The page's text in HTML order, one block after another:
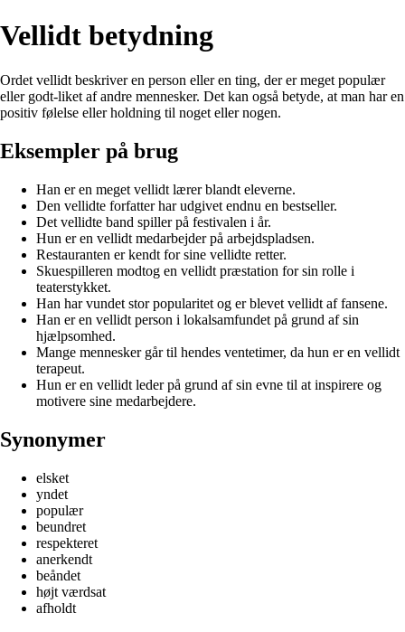
Vellidt betydning
Ordet vellidt beskriver en person eller en ting, der er meget populær
eller godt-liket af andre mennesker. Det kan også betyde, at man har en
positiv følelse eller holdning til noget eller nogen.
Eksempler på brug
Han er en meget vellidt lærer blandt eleverne.
Den vellidte forfatter har udgivet endnu en bestseller.
Det vellidte band spiller på festivalen i år.
Hun er en vellidt medarbejder på arbejdspladsen.
Restauranten er kendt for sine vellidte retter.
Skuespilleren modtog en vellidt præstation for sin rolle i
teaterstykket.
Han har vundet stor popularitet og er blevet vellidt af fansene.
Han er en vellidt person i lokalsamfundet på grund af sin
hjælpsomhed.
Mange mennesker går til hendes ventetimer, da hun er en vellidt
terapeut.
Hun er en vellidt leder på grund af sin evne til at inspirere og
motivere sine medarbejdere.
Synonymer
elsket
yndet
populær
beundret
respekteret
anerkendt
beåndet
højt værdsat
afholdt